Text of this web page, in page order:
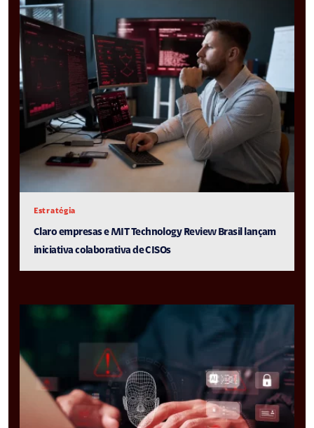
Estratégia
Claro empresas e MIT Technology Review Brasil lançam
iniciativa colaborativa de CISOs